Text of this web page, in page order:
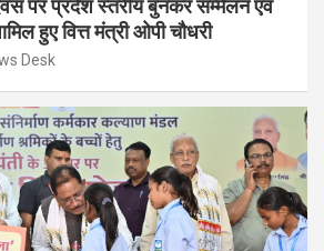
पर प्रदेश स्तरीय बुनकर सम्मेलन एवं
हुए वित्त मंत्री ओपी चौधरी
Desk